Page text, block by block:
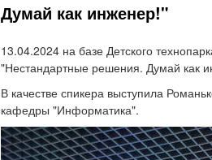
Думай как инженер!"
13.04.2024 на базе Детского
"Нестандартные решения. Думай как
В качестве спикера выступила
кафедры "Информатика".